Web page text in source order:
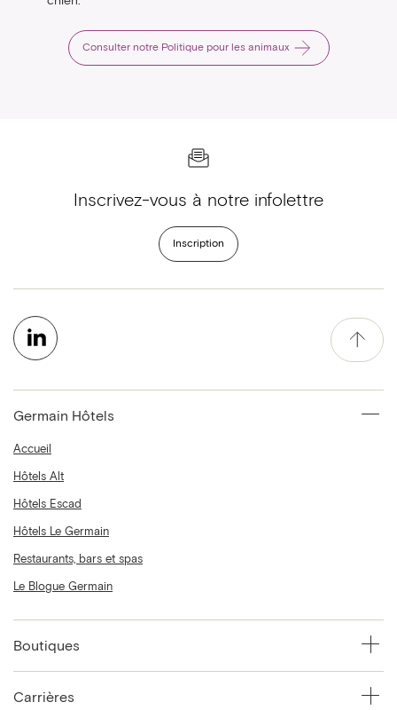
Consulter notre Politique pour les animaux
Inscrivez-vous à notre infolettre
Inscription
Germain Hôtels
Accueil
Hôtels Alt
Hôtels Escad
Hôtels Le Germain
Restaurants, bars et spas
Le Blogue Germain
Boutiques
Carrières